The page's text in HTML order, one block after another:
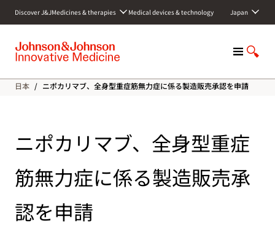
c
Discover J&JMedicines & therapies Medical devices & technology Japan
M
n
S
o
日本 / ニポカリマブ、全身型重症筋無力症に係る製造販売承認を申請
ニポカリマブ、全身型重症
筋無力症に係る製造販売承
認を申請